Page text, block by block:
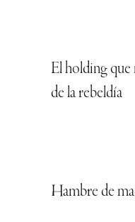
El holding que
de la rebeldía
Hambre de